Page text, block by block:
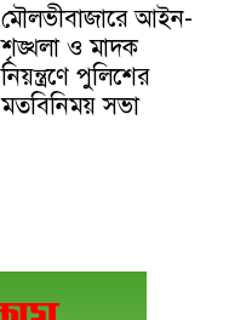
মৌলভীবাজারে আইন-
শৃঙ্খলা ও মাদক
নিয়ন্ত্রণে পুলিশের
মতবিনিময় সভা